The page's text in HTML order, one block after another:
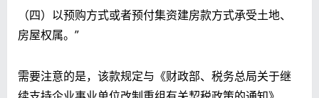
（四）以预购方式或者预付集资建房款方式承受土地、
房屋权属。”
需要注意的是，该款规定与《财政部、税务总局关于继